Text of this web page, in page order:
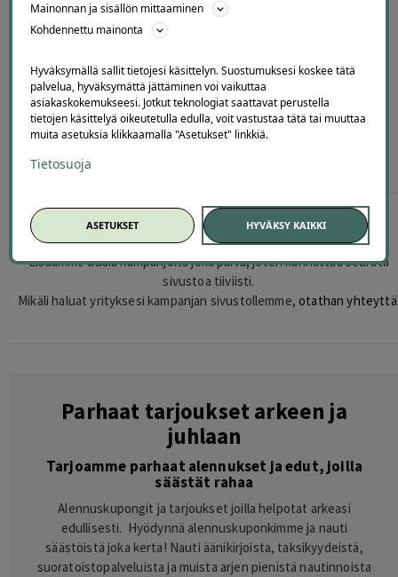
TavaraRahaksi.fi
,00 €
Lisäämme uusia kampanjoita säännöllisesti
Lisäämme uusia kampanjoita joka päivä, joten kannattaa seurata
sivustoa tiiviisti.
Mikäli haluat yrityksesi kampanjan sivustollemme,otathan yhteyttä
Parhaat tarjoukset arkeen ja
juhlaan
Tarjoamme parhaat alennukset ja edut, joilla
säästät rahaa
Alennuskupongit ja tarjoukset joilla helpotat arkeasi
edullisesti. Hyödynnä alennuskuponkimme ja nauti
säästöistä joka kerta! Nauti äänikirjoista, taksikyydeistä,
suoratoistopalveluista ja muista arjen pienistä nautinnoista
Mainonnan ja sisällön mittaaminen
Kohdennettu mainonta
Hyväksymällä sallit tietojesi käsittelyn. Suostumuksesi koskee tätä
palvelua, hyväksymättä jättäminen voi vaikuttaa
asiakaskokemukseesi. Jotkut teknologiat saattavat perustella
tietojen käsittelyä oikeutetulla edulla, voit vastustaa tätä tai muuttaa
muita asetuksia klikkaamalla "Asetukset" linkkiä.
Tietosuoja
ASETUKSET HYVÄKSY KAIKKI